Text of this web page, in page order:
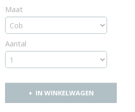
Maat
Aantal
IN WINKELWAGEN